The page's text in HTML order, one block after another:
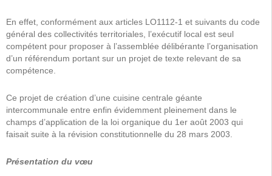
En effet, conformément aux articles LO1112-1 et suivants du code
général des collectivités territoriales, l’exécutif local est seul
compétent pour proposer à l’assemblée délibérante l’organisation
d’un référendum portant sur un projet de texte relevant de sa
compétence.
Ce projet de création d’une cuisine centrale géante
intercommunale entre enfin évidemment pleinement dans le
champs d’application de la loi organique du 1er août 2003 qui
faisait suite à la révision constitutionnelle du 28 mars 2003.
Présentation du vœu